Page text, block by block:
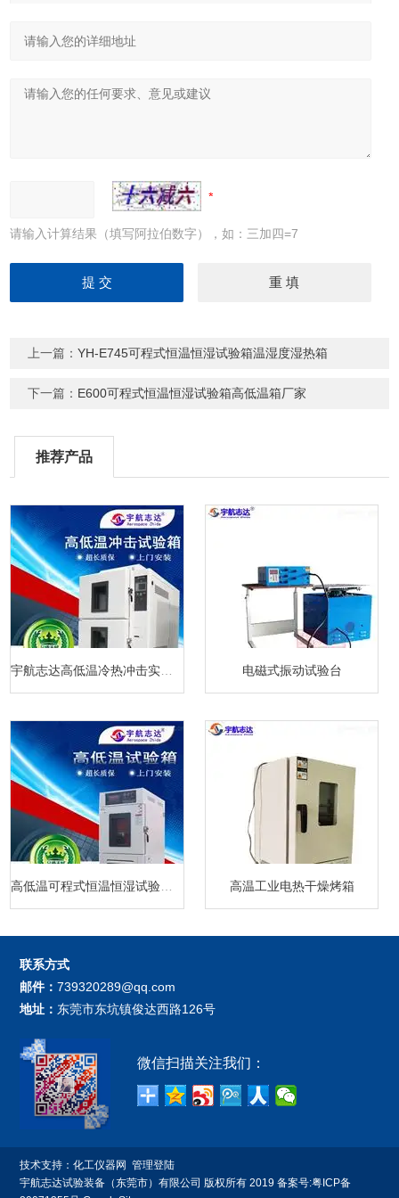
请输入计算结果（填写阿拉伯数字），如：三加四=7
上一篇：YH-E745可程式恒温恒湿试验箱温湿度湿热箱
下一篇： E600可程式恒温恒湿试验箱高低温箱厂家
推荐产品
电磁式振动试验台
高温工业电热干燥烤箱
联系方式
邮件：739320289@qq.com
地址： 东莞市东坑镇俊达西路126号
微信扫描关注我们：
技术支持：化工仪器网 管理登陆
宇航志达试验装备（东莞市）有限公司 版权所有 2019 备案号:粤ICP备